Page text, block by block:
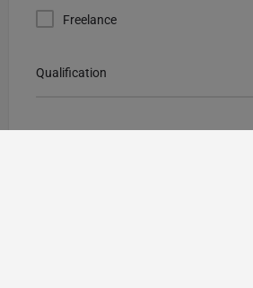
Freelance
Qualification